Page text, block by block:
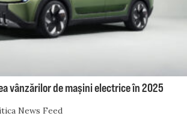
vânzărilor de mașini electrice în 2025
News Feed